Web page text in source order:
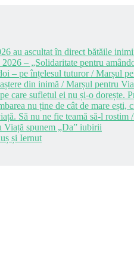
au ascultat în direct bătăile
– „Solidaritate pentru
– pe înțelesul tuturor / Marșul
din inimă / Marșul pentru
care sufletul ei nu și-o
nu ține de cât de mare
Să nu ne fie teamă să-l
Viață spunem „Da” iubirii
și Iernut